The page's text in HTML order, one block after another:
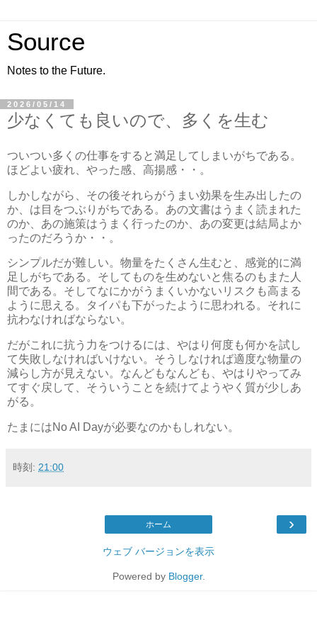
Source
Notes to the Future.
2026/05/14
少なくても良いので、多くを生む
ついつい多くの仕事をすると満足してしまいがちである。
ほどよい疲れ、やった感、高揚感・・。
しかしながら、その後それらがうまい効果を生み出したの
か、は目をつぶりがちである。あの文書はうまく読まれた
のか、あの施策はうまく行ったのか、あの変更は結局よか
ったのだろうか・・。
シンプルだが難しい。物量をたくさん生むと、感覚的に満
足しがちである。そしてものを生めないと焦るのもまた人
間である。そしてなにかがうまくいかないリスクも高まる
ように思える。タイパも下がったように思われる。それに
抗わなければならない。
だがこれに抗う力をつけるには、やはり何度も何かを試し
て失敗しなければいけない。そうしなければ適度な物量の
減らし方が見えない。なんどもなんども、やはりやってみ
てすぐ戻して、そういうことを続けてようやく質が少しあ
がる。
たまにはNo AI Dayが必要なのかもしれない。
時刻: 21:00
›
ホーム
ウェブ バージョンを表示
Powered by Blogger.